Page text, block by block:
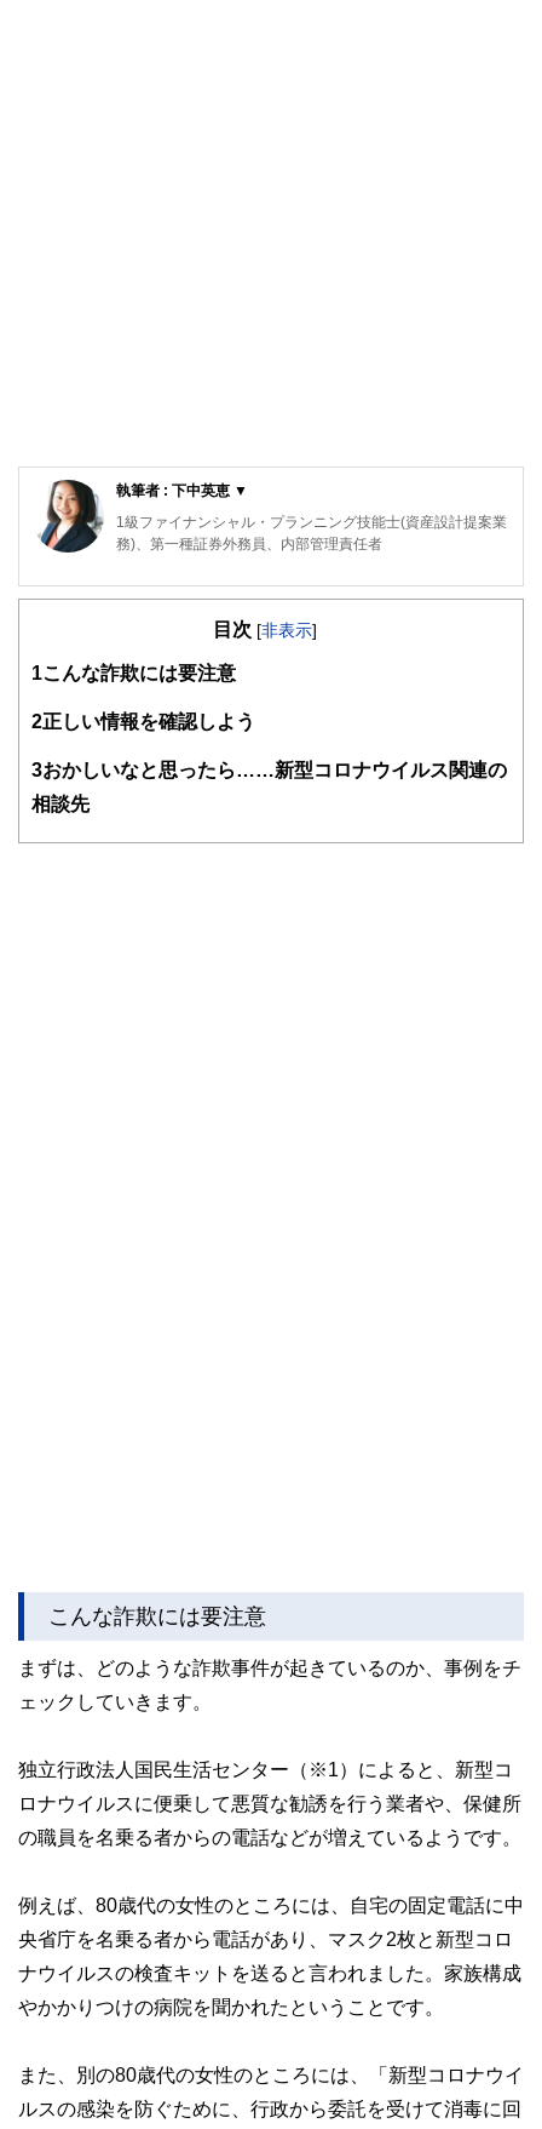
執筆者 : 下中英恵 ▼
1級ファイナンシャル・プランニング技能士(資産設計提案業
務)、第一種証券外務員、内部管理責任者
東京都出身。2008年慶應義塾大学商学部卒業後、三菱UFJメ
て、ファイナンシャルプランナーとして活動。現在は日本東
て、金融記事の執筆活動を行っています
http://fp.shitanaka.com/”
目次 [非表示]
1こんな詐欺には要注意
2正しい情報を確認しよう
3おかしいなと思ったら……新型コロナウイルス関連の
相談先
こんな詐欺には要注意
まずは、どのような詐欺事件が起きているのか、事例をチ
ェックしていきます。
独立行政法人国民生活センター（※1）によると、新型コ
ロナウイルスに便乗して悪質な勧誘を行う業者や、保健所
の職員を名乗る者からの電話などが増えているようです。
例えば、80歳代の女性のところには、自宅の固定電話に中
央省庁を名乗る者から電話があり、マスク2枚と新型コロ
ナウイルスの検査キットを送ると言われました。家族構成
やかかりつけの病院を聞かれたということです。
また、別の80歳代の女性のところには、「新型コロナウイ
ルスの感染を防ぐために、行政から委託を受けて消毒に回